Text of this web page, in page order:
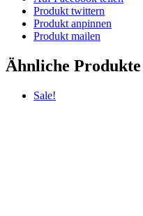
Produkt twittern
Produkt anpinnen
Produkt mailen
Ähnliche Produkte
Sale!